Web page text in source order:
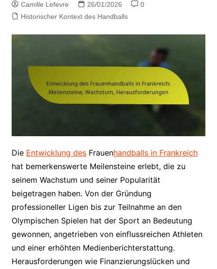
Camille Lefevre 26/01/2026
0
Historischer Kontext des Handballs
Die Entwicklung desFrauenhandballs in Frankreich
hat bemerkenswerte Meilensteine erlebt, die zu
seinem Wachstum und seiner Popularität
beigetragen haben. Von der Gründung
professioneller Ligen bis zur Teilnahme an den
Olympischen Spielen hat der Sport an Bedeutung
gewonnen, angetrieben von einflussreichen Athleten
und einer erhöhten Medienberichterstattung.
Herausforderungen wie Finanzierungslücken und